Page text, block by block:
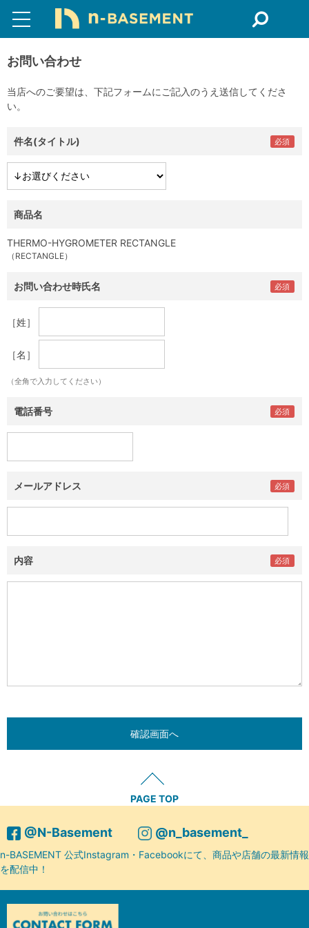
お問い合わせ
当店へのご要望は、下記フォームにご記入のうえ送信してくださ
い。
件名(タイトル)
商品名
THERMO-HYGROMETER RECTANGLE
（RECTANGLE）
お問い合わせ時氏名
［姓］
［名］
（全角で入力してください）
電話番号
メールアドレス
内容
PAGE TOP
@N-Basement @n_basement_
n-BASEMENT 公式Instagram・Facebookにて、商品や店舗の最新情報
を配信中！